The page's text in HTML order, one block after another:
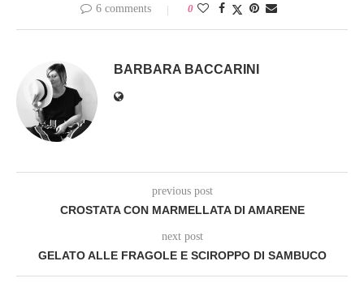
6 comments 0
BARBARA BACCARINI
previous post
CROSTATA CON MARMELLATA DI AMARENE
next post
GELATO ALLE FRAGOLE E SCIROPPO DI SAMBUCO